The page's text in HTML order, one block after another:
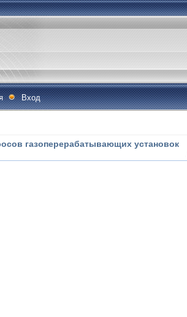
Вход
газоперерабатывающих установок